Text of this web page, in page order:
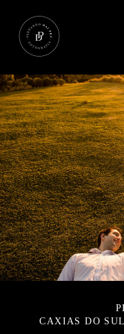
CAXIAS DO